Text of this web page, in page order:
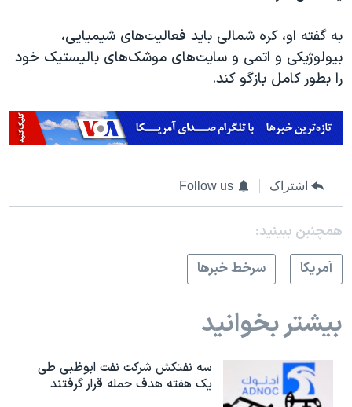
به گفته او، کره شمالی باید فعالیت‌های شیمیایی،
بیولوژیکی و اتمی و سایت‌های موشک‌های بالیستیک خود
را بطور کامل بازگو کند.
اشتراک Follow us
همچنبن ببینید:
آمريکا
سرخط خبرها
بیشتر بخوانید
سه نفتکش شرکت نفت ابوظبی طی
یک هفته هدف حمله قرار گرفتند